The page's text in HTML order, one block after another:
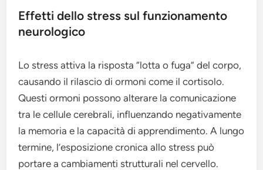
Effetti dello stress sul funzionamento
neurologico
Lo stress attiva la risposta “lotta o fuga” del corpo,
causando il rilascio di ormoni come il cortisolo.
Questi ormoni possono alterare la comunicazione
tra le cellule cerebrali, influenzando negativamente
la memoria e la capacità di apprendimento. A lungo
termine, l’esposizione cronica allo stress può
portare a cambiamenti strutturali nel cervello.